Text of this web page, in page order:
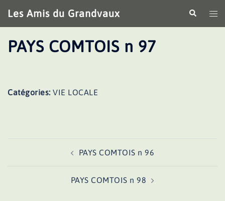
au
contenu
Les Amis du Grandvaux
le
PAYS COMTOIS n 97
Catégories: VIE LOCALE
PAYS COMTOIS n 96
PAYS COMTOIS n 98